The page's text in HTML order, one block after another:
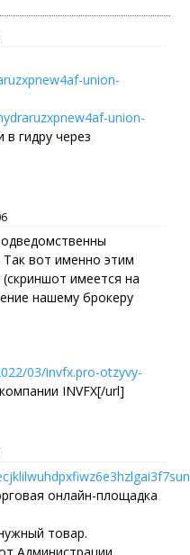
union-
union-
в гидру через
Так вот именно этим
имеется на
нашему брокеру
03/invfx.pro-otzyvy-
INVFX[/url]
онлайн-площадка
товар.